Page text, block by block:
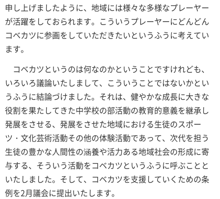
申し上げましたように、地域には様々な多様なプレーヤー
が活躍をしておられます。こういうプレーヤーにどんどん
コベカツに参画をしていただきたいというふうに考えてい
ます。
コベカツというのは何なのかということですけれども、
いろいろ議論いたしまして、こういうことではないかとい
うふうに結論づけました。それは、健やかな成長に大きな
役割を果たしてきた中学校の部活動の教育的意義を継承し
発展をさせる、発展をさせた地域における生徒のスポー
ツ・文化芸術活動その他の体験活動であって、次代を担う
生徒の豊かな人間性の涵養や活力ある地域社会の形成に寄
与する、そういう活動をコベカツというふうに呼ぶことと
いたしました。そして、コベカツを支援していくための条
例を2月議会に提出いたします。